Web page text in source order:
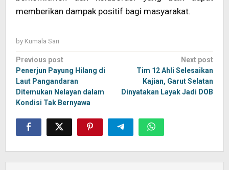
memberikan dampak positif bagi masyarakat.
by Kumala Sari
Post
navigation
Previous post
Penerjun Payung Hilang di
Laut Pangandaran
Ditemukan Nelayan dalam
Kondisi Tak Bernyawa
Next post
Tim 12 Ahli Selesaikan
Kajian, Garut Selatan
Dinyatakan Layak Jadi DOB